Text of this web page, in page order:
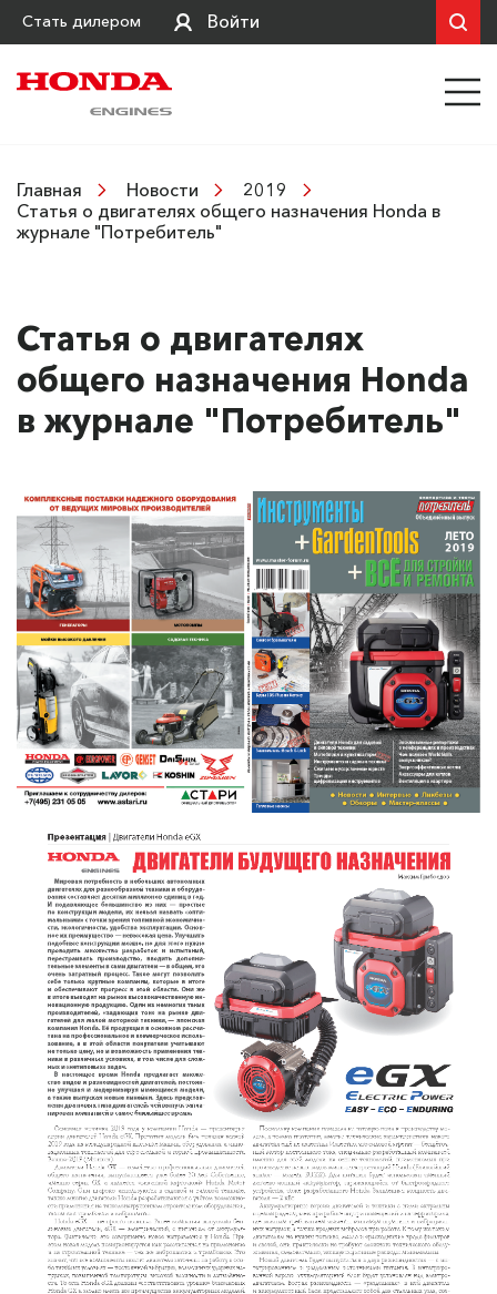
Стать дилером Войти
Главная Новости
2019
Статья о двигателях общего назначения Honda в
журнале "Потребитель"
Статья о двигателях
общего назначения Honda
в журнале "Потребитель"